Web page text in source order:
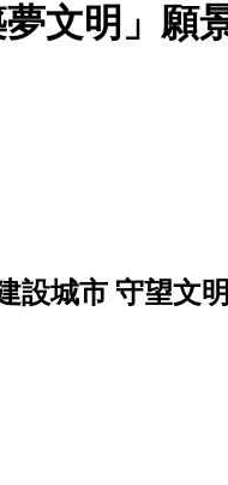
文明」願
設城市 守望文